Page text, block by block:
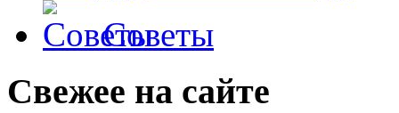
Советы
Свежее на сайте